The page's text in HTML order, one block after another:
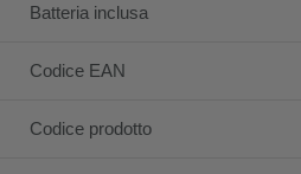
Batteria inclusa
Codice EAN
Codice prodotto